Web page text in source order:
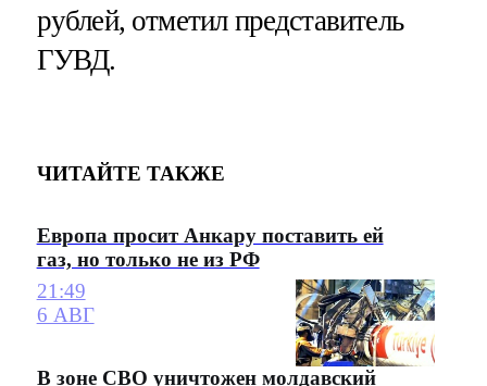
рублей, отметил представитель
ГУВД.
ЧИТАЙТЕ ТАКЖЕ
Европа просит Анкару поставить ей
газ, но только не из РФ
21:49
6 АВГ
В зоне СВО уничтожен молдавский